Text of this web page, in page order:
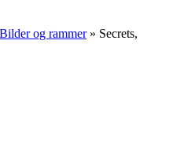
Bilder og rammer» Secrets,